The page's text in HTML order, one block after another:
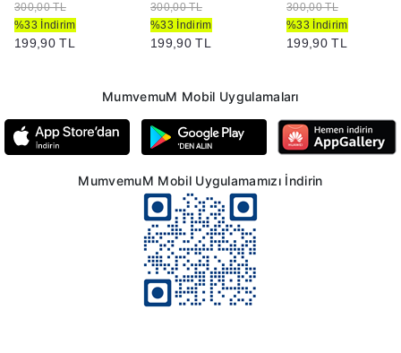
300,00 TL
%33 İndirim
199,90 TL
300,00 TL
%33 İndirim
199,90 TL
300,00 TL
%33 İndirim
199,90 TL
MumvemuM Mobil Uygulamaları
MumvemuM Mobil Uygulamamızı İndirin